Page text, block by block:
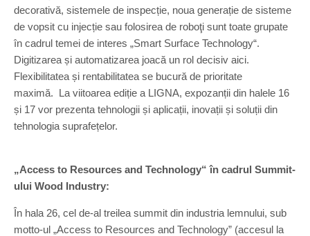
decorativă, sistemele de inspecție, noua generație de sisteme
de vopsit cu injecție sau folosirea de roboţi sunt toate grupate
în cadrul temei de interes „Smart Surface Technology“.
Digitizarea și automatizarea joacă un rol decisiv aici.
Flexibilitatea și rentabilitatea se bucură de prioritate
maximă. La viitoarea ediție a LIGNA, expozanții din halele 16
și 17 vor prezenta tehnologii și aplicații, inovații și soluții din
tehnologia suprafețelor.
„Access to Resources and Technology“ în cadrul Summit-
ului Wood Industry:
În hala 26, cel de-al treilea summit din industria lemnului, sub
motto-ul „Access to Resources and Technology” (accesul la